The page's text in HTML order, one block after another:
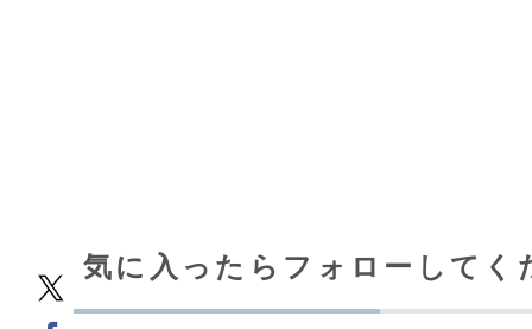
気に入ったらフォローしてく